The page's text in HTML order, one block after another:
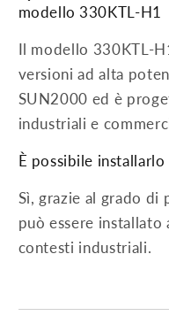
modello 330KTL-H1
Il modello 330KTL-
versioni ad alta
SUN2000 ed è
industriali e
È possibile installarlo
Sì, grazie al grado
può essere installato
contesti industriali.